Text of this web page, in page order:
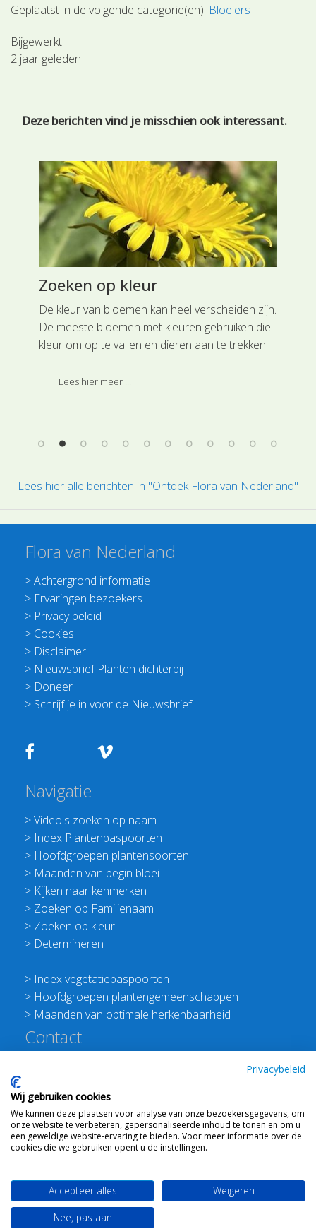
Geplaatst in de volgende categorie(ën): Bloeiers
Bijgewerkt:
2 jaar geleden
Deze berichten vind je misschien ook interessant.
Zoeken op kleur
De kleur van bloemen kan heel verscheiden zijn.
De meeste bloemen met kleuren gebruiken die
kleur om op te vallen en dieren aan te trekken.
vlinders, zweefvliegen en andere kleine dieren
Lees hier meer ...
Lees hier alle berichten in "Ontdek Flora van Nederland"
Flora van Nederland
>Achtergrond informatie
> Ervaringen bezoekers
> Privacy beleid
> Cookies
> Disclaimer
> Nieuwsbrief Planten dichterbij
> Doneer
> Schrijf je in voor de Nieuwsbrief
Navigatie
>Video's zoeken op naam
> Index Plantenpaspoorten
> Hoofdgroepen plantensoorten
> Maanden van begin bloei
> Kijken naar kenmerken
> Zoeken op Familienaam
> Zoeken op kleur
> Determineren
> Index vegetatiepaspoorten
> Hoofdgroepen plantengemeenschappen
> Maanden van optimale herkenbaarheid
Contact
E:info@floravannederland.nl
Plein 1992 70F 6221JP Maastricht
T: 06 41237586
KVK: 76114821 btw: NL860512289B01
WebdesignTon Haexvoor © 2008 - 2026 Flora van
Nederland-Mail ons
Privacybeleid
Wij gebruiken cookies
We kunnen deze plaatsen voor analyse van onze bezoekersgegevens, om
onze website te verbeteren, gepersonaliseerde inhoud te tonen en om u
een geweldige website-ervaring te bieden. Voor meer informatie over de
cookies die we gebruiken opent u de instellingen.
Accepteer alles
Weigeren
Nee, pas aan